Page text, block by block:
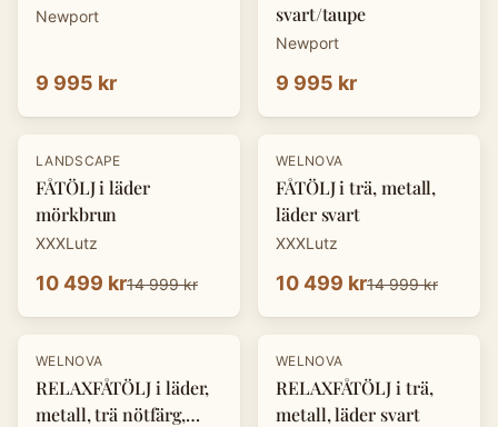
Newport
9 995 kr
svart/taupe
Newport
9 995 kr
- 30%
LANDSCAPE
FÅTÖLJ i läder
mörkbrun
XXXLutz
10 499 kr14 999 kr
-30 %
WELNOVA
FÅTÖLJ i trä, metall,
läder svart
XXXLutz
10 499 kr14 999 kr
-30 %
WELNOVA
RELAXFÅTÖLJ i läder,
metall, trä nötfärg,
-30 %
WELNOVA
RELAXFÅTÖLJ i trä,
metall, läder svart